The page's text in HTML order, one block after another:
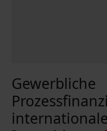
Gewerbliche